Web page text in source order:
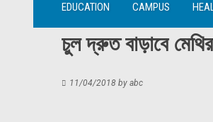
EDUCATION CAMPUS
চুল দ্রুত বাড়াবে
11/04/2018 by abc